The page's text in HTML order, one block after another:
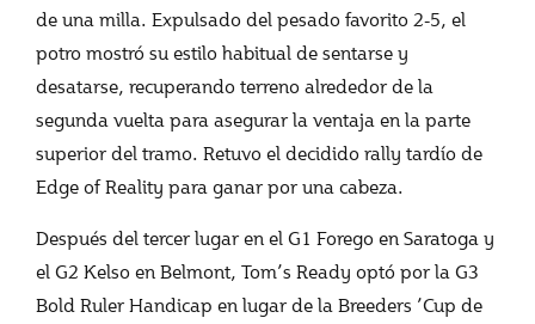
de una milla. Expulsado del pesado favorito 2-5, el
potro mostró su estilo habitual de sentarse y
desatarse, recuperando terreno alrededor de la
segunda vuelta para asegurar la ventaja en la parte
superior del tramo. Retuvo el decidido rally tardío de
Edge of Reality para ganar por una cabeza.
Después del tercer lugar en el G1 Forego en Saratoga y
el G2 Kelso en Belmont, Tom’s Ready optó por la G3
Bold Ruler Handicap en lugar de la Breeders ’Cup de